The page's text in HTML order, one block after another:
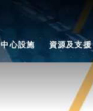
中心設施 資源及支援